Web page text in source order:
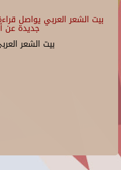
بيت الشعر العربي يواصل
جديدة
بيت الشعر